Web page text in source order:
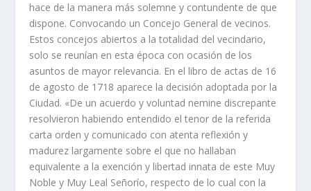
hace de la manera más solemne y contundente de que
dispone. Convocando un Concejo General de vecinos.
Estos concejos abiertos a la totalidad del vecindario,
solo se reunían en esta época con ocasión de los
asuntos de mayor relevancia. En el libro de actas de 16
de agosto de 1718 aparece la decisión adoptada por la
Ciudad. «De un acuerdo y voluntad nemine discrepante
resolvieron habiendo entendido el tenor de la referida
carta orden y comunicado con atenta reflexión y
madurez largamente sobre el que no hallaban
equivalente a la exención y libertad innata de este Muy
Noble y Muy Leal Señorío, respecto de lo cual con la